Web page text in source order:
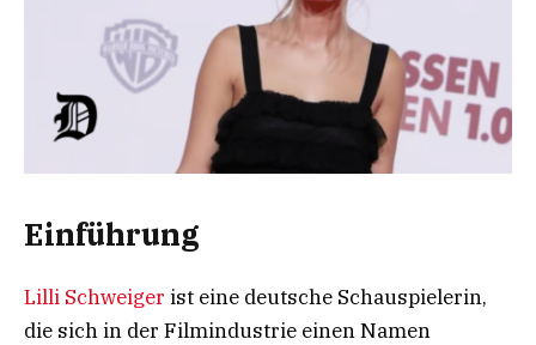
Einführung
Lilli Schweiger ist eine deutsche Schauspielerin,
die sich in der Filmindustrie einen Namen